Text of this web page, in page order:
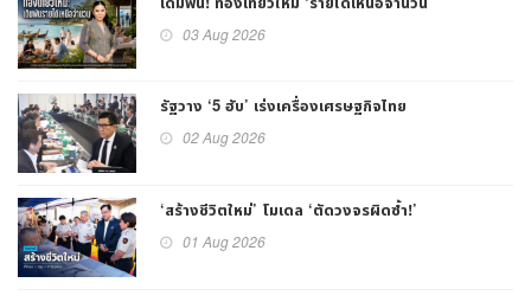
03 Aug 2026
รัฐวาง ‘5 ฮับ’ เร่งเครื่องเศรษฐกิจไทย
02 Aug 2026
‘สร้างชีวิตใหม่’ โมเดล ‘ตัดวงจรผิดซ้ำ!’
01 Aug 2026